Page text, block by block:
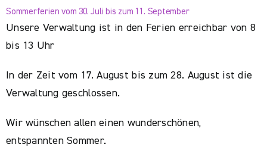
Sommerferien vom 30. Juli bis zum 11. September
Unsere Verwaltung ist in den Ferien erreichbar von 8
bis 13 Uhr
In der Zeit vom 17. August bis zum 28. August ist die
Verwaltung geschlossen.
Wir wünschen allen einen wunderschönen,
entspannten Sommer.